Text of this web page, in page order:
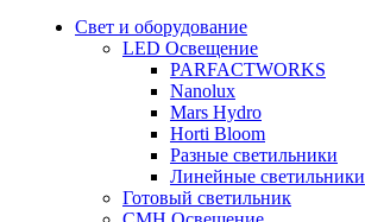
Свет и оборудование
LED Освещение
PARFACTWORKS
Nanolux
Mars Hydro
Horti Bloom
Разные светильники
Линейные светильники
Готовый светильник